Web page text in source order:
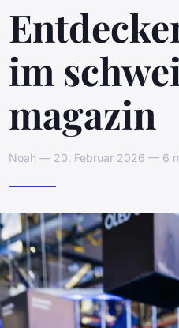
im
magazin
Noah — 20. Februar 2026 — 6